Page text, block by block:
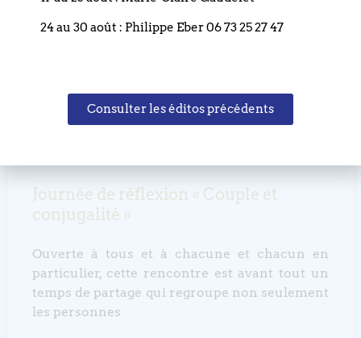
Journée de réflexion « Couple et
conjugalité »
Ouverte à tous et à chacune et chacun en
particulier, cette rencontre est avant tout un
temps de partage qui regroupe non seulement
les personnes
24 au 30 août : Philippe Eber 06 73 25 27 47
Consulter les éditos précédents